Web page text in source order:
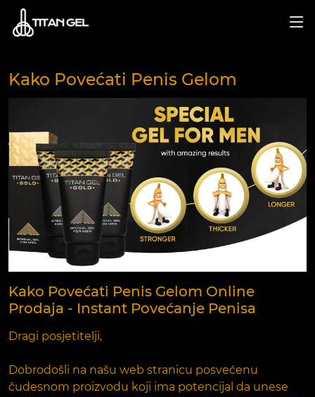
Kako Povećati Penis Gelom
Kako Povećati Penis Gelom Online
Prodaja - Instant Povećanje Penisa
Dragi posjetitelji,
Dobrodošli na našu web stranicu posvećenu
čudesnom proizvodu koji ima potencijal da unese